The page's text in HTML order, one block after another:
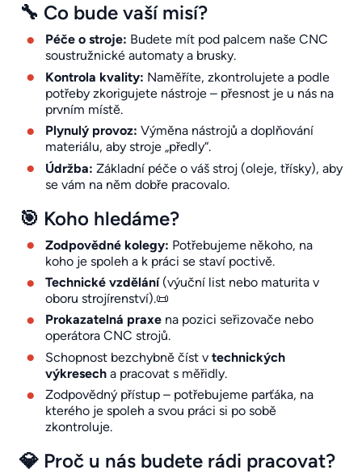
🔧 Co bude vaší misí?
Péče o stroje: Budete mít pod palcem naše CNC
soustružnické automaty a brusky.
Kontrola kvality: Naměříte, zkontrolujete a podle
potřeby zkorigujete nástroje – přesnost je u nás na
prvním místě.
Plynulý provoz: Výměna nástrojů a doplňování
materiálu, aby stroje „předly“.
Údržba: Základní péče o váš stroj (oleje, třísky), aby
se vám na něm dobře pracovalo.
🎯 Koho hledáme?
Zodpovědné kolegy: Potřebujeme někoho, na
koho je spoleh a k práci se staví poctivě.
Technické vzdělání(výuční list nebo maturita v
oboru strojírenství).📜
Prokazatelná praxe na pozici seřizovače nebo
operátora CNC strojů.
Schopnost bezchybně číst v technických
výkresech a pracovat s měřidly.
Zodpovědný přístup – potřebujeme parťáka, na
kterého je spoleh a svou práci si po sobě
zkontroluje.
💎 Proč u nás budete rádi pracovat?